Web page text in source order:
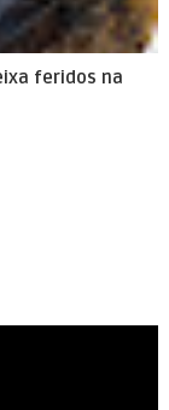
feridos na